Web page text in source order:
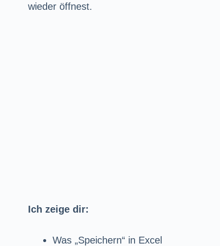
wieder öffnest.
Ich zeige dir:
Was „Speichern“ in Excel